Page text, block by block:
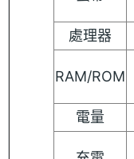
處理器
RAM/ROM
電量